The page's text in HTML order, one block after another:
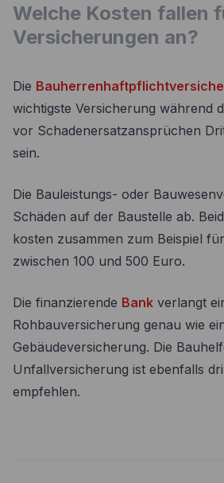
Welche Kosten fallen
Versicherungen an?
Die
wichtigste Versicherung während
vor Schadenersatzansprüchen
sein.
Die Bauleistungs- oder
Schäden auf der Baustelle ab.
kosten zusammen zum Beispiel
zwischen 100 und 500 Euro.
Die finanzierende Bank verlangt
Rohbauversicherung genau wie
Gebäudeversicherung. Die
Unfallversicherung ist ebenfalls
empfehlen.